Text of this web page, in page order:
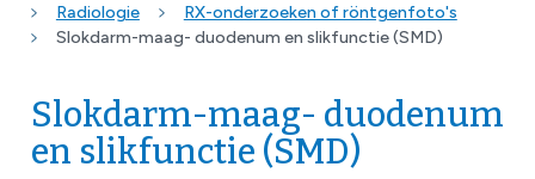
Radiologie
RX-onderzoeken of röntgenfoto's
Slokdarm-maag- duodenum en slikfunctie (SMD)
Slokdarm-maag- duodenum
en slikfunctie (SMD)